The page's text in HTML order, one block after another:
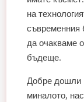
на
съвременния
да очакваме
бъдеще.
Добре дошли
миналото,